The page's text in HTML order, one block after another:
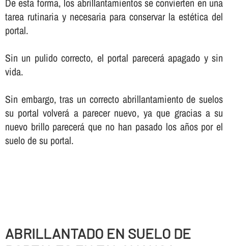
De esta forma, los abrillantamientos se convierten en una
tarea rutinaria y necesaria para conservar la estética del
portal.
Sin un pulido correcto, el portal parecerá apagado y sin
vida.
Sin embargo, tras un correcto abrillantamiento de suelos
su portal volverá a parecer nuevo, ya que gracias a su
nuevo brillo parecerá que no han pasado los años por el
suelo de su portal.
ABRILLANTADO EN SUELO DE